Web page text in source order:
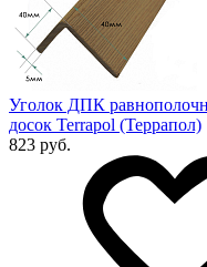
Уголок ДПК
досок Terrapol (Террапол)
823 руб.